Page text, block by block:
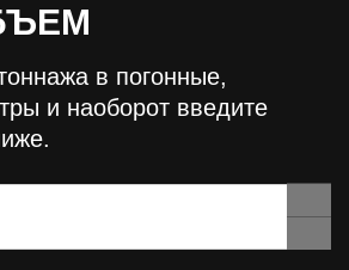
в погонные,
и наоборот введите